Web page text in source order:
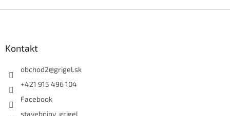
Kontakt
obchod2@grigel.sk
+421 915 496 104
Facebook
stavebniny_grigel